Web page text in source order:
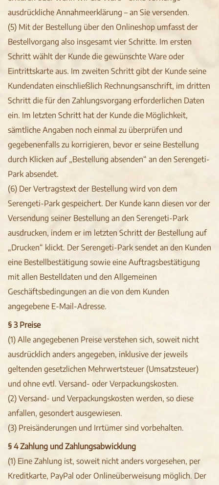
ausdrückliche Annahmeerklärung – an Sie versenden.
(5) Mit der Bestellung über den Onlineshop umfasst der
Bestellvorgang also insgesamt vier Schritte. Im ersten
Schritt wählt der Kunde die gewünschte Ware oder
Eintrittskarte aus. Im zweiten Schritt gibt der Kunde seine
Kundendaten einschließlich Rechnungsanschrift, im dritten
Schritt die für den Zahlungsvorgang erforderlichen Daten
ein. Im letzten Schritt hat der Kunde die Möglichkeit,
sämtliche Angaben noch einmal zu überprüfen und
gegebenenfalls zu korrigieren, bevor er seine Bestellung
durch Klicken auf „Bestellung absenden“ an den Serengeti-
Park absendet.
(6) Der Vertragstext der Bestellung wird von dem
Serengeti-Park gespeichert. Der Kunde kann diesen vor der
Versendung seiner Bestellung an den Serengeti-Park
ausdrucken, indem er im letzten Schritt der Bestellung auf
„Drucken“ klickt. Der Serengeti-Park sendet an den Kunden
eine Bestellbestätigung sowie eine Auftragsbestätigung
mit allen Bestelldaten und den Allgemeinen
Geschäftsbedingungen an die von dem Kunden
angegebene E-Mail-Adresse.
§ 3 Preise
(1) Alle angegebenen Preise verstehen sich, soweit nicht
ausdrücklich anders angegeben, inklusive der jeweils
geltenden gesetzlichen Mehrwertsteuer (Umsatzsteuer)
und ohne evtl. Versand- oder Verpackungskosten.
(2) Versand- und Verpackungskosten werden, so diese
anfallen, gesondert ausgewiesen.
(3) Preisänderungen und Irrtümer sind vorbehalten.
§ 4 Zahlung und Zahlungsabwicklung
(1) Eine Zahlung ist, soweit nicht anders vorgesehen, per
Kreditkarte, PayPal oder Onlineüberweisung möglich. Der